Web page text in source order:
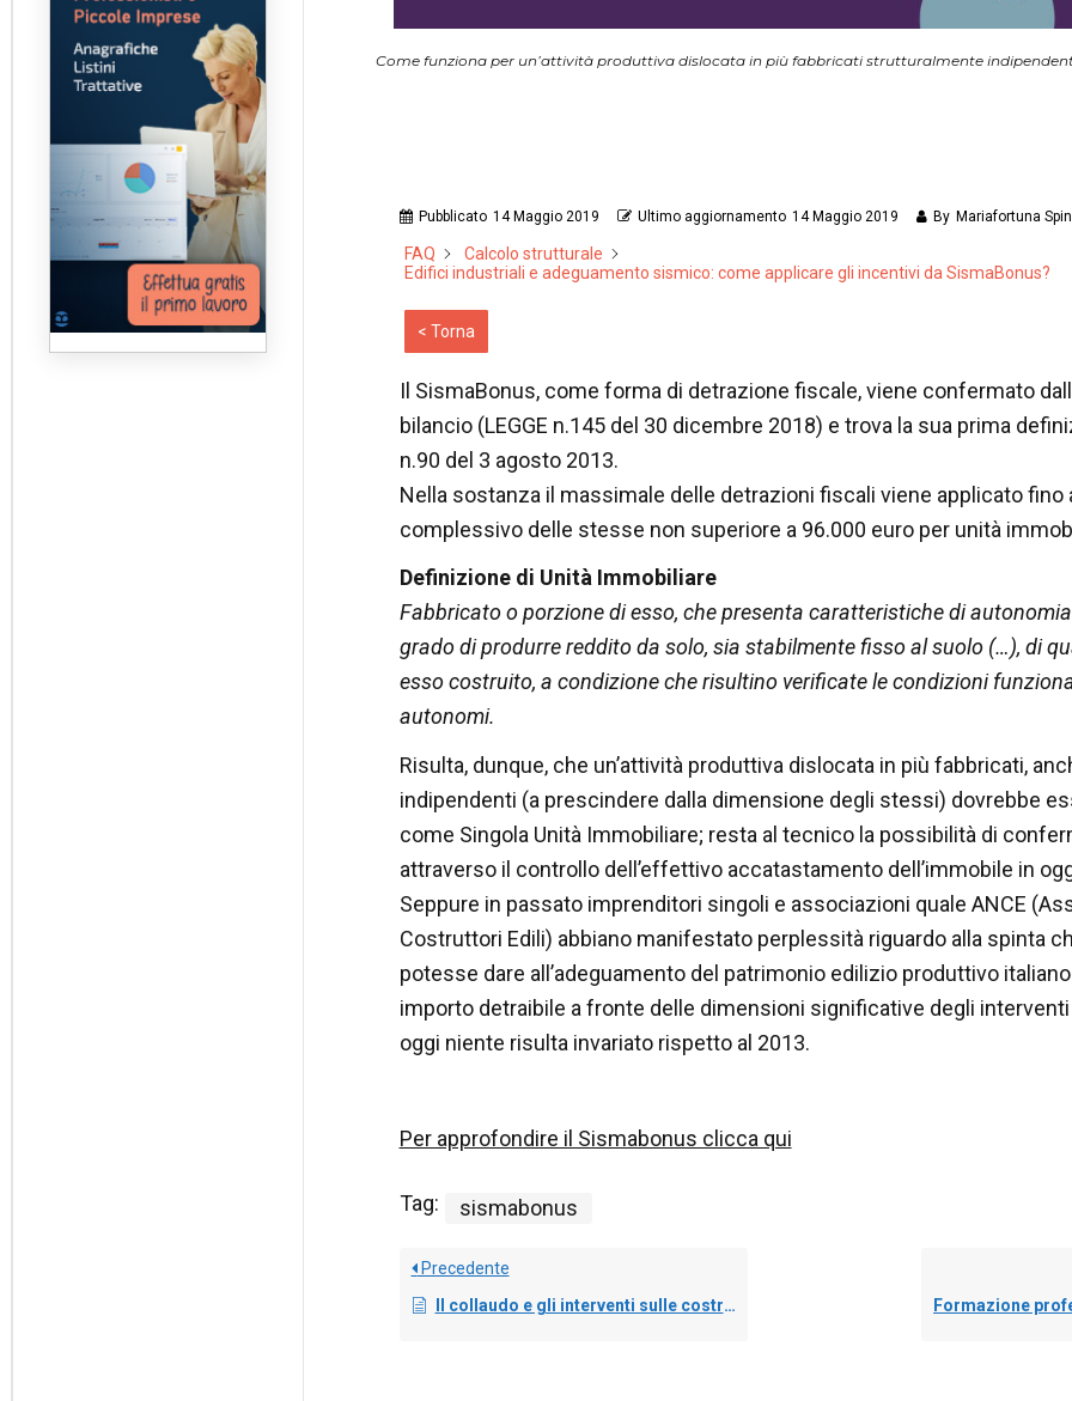
Come funziona per un’attività produttiva dislocata in più fabbricati strutturalmente
Pubblicato 14 Maggio 2019 Ultimo aggiornamento 14 Maggio 2019 By Mariafortuna
FAQ
Calcolo strutturale
Edifici industriali e adeguamento sismico: come applicare gli incentivi da SismaBonus?
< Torna
Il SismaBonus, come forma di detrazione fiscale, viene confermato
bilancio (LEGGE n.145 del 30 dicembre 2018) e trova la sua prima
n.90 del 3 agosto 2013.
Nella sostanza il massimale delle detrazioni fiscali viene applicato fino
complessivo delle stesse non superiore a 96.000 euro per unità
Definizione di Unità Immobiliare
Fabbricato o porzione di esso, che presenta caratteristiche di
grado di produrrereddito da solo, sia stabilmente fisso al suolo (…), di
esso costruito, a condizione che risultino verificate le condizioni
autonomi.
Risulta, dunque, che un’attività produttiva dislocata in più fabbricati,
indipendenti (a prescindere dalla dimensione degli stessi) dovrebbe
come Singola Unità Immobiliare; resta al tecnico la possibilità di
attraverso il controllo dell’effettivo accatastamento dell’immobile in
Seppure in passato imprenditori singoli e associazioni quale ANCE
Costruttori Edili) abbiano manifestato perplessità riguardo alla spinta
potesse dare all’adeguamento del patrimonio edilizio produttivo
importo detraibile a fronte delle dimensioni significative degli interventi
oggi niente risulta invariato rispetto al 2013.
Per approfondire il Sismabonus clicca qui
Tag: sismabonus
Precedente
Il collaudo e gli interventi sulle costruzioni esistenti: quando è obbligatorio?